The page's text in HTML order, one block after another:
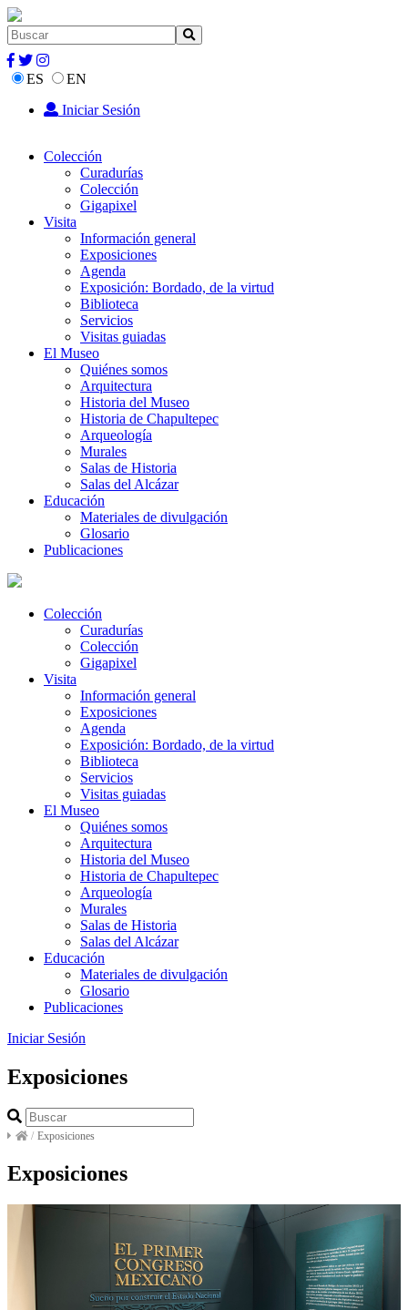
ES
EN
Iniciar Sesión
Colección
Curadurías
Colección
Gigapixel
Visita
Información general
Exposiciones
Agenda
Exposición: Bordado, de la virtud
Biblioteca
Servicios
Visitas guiadas
El Museo
Quiénes somos
Arquitectura
Historia del Museo
Historia de Chapultepec
Arqueología
Murales
Salas de Historia
Salas del Alcázar
Educación
Materiales de divulgación
Glosario
Publicaciones
Colección
Curadurías
Colección
Gigapixel
Visita
Información general
Exposiciones
Agenda
Exposición: Bordado, de la virtud
Biblioteca
Servicios
Visitas guiadas
El Museo
Quiénes somos
Arquitectura
Historia del Museo
Historia de Chapultepec
Arqueología
Murales
Salas de Historia
Salas del Alcázar
Educación
Materiales de divulgación
Glosario
Publicaciones
Iniciar Sesión
Exposiciones
/ Exposiciones
Exposiciones